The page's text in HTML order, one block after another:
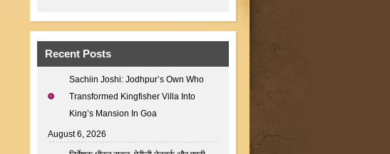
Recent Posts
Sachiin Joshi: Jodhpur’s Own Who
Transformed Kingfisher Villa Into
King’s Mansion In Goa
August 6, 2026